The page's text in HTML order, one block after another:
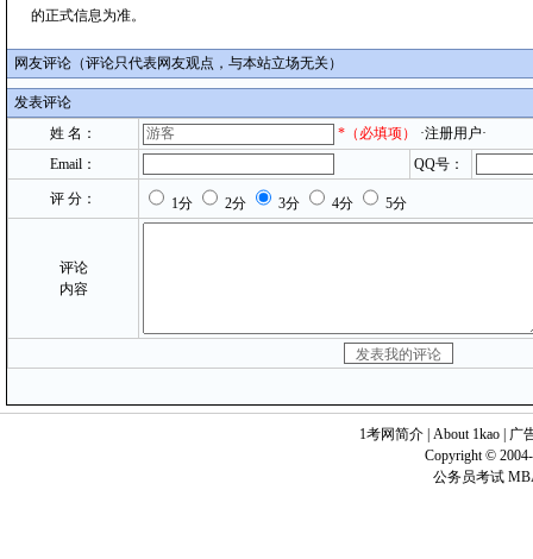
的正式信息为准。
网友评论（评论只代表网友观点，与本站立场无关）
发表评论
姓 名：
* （必填项）
·注册用户·
Email：
QQ号：
评 分： 1分 2分 3分 4分 5分
评论
内容
1考网简介 About 1kao
广
Copyright ©
公务员考试